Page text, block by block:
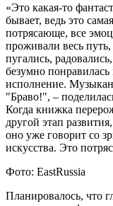
«Это какая-то
бывает, ведь это
потрясающе, все
проживали весь
пугались,
безумно
исполнение.
"Браво!", –
Когда книжка
другой этап
оно уже говорит со
искусства. Это
Фото: EastRussia
Планировалось, что